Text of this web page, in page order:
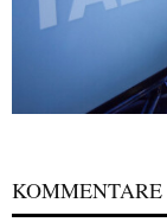
KOMMENTARE